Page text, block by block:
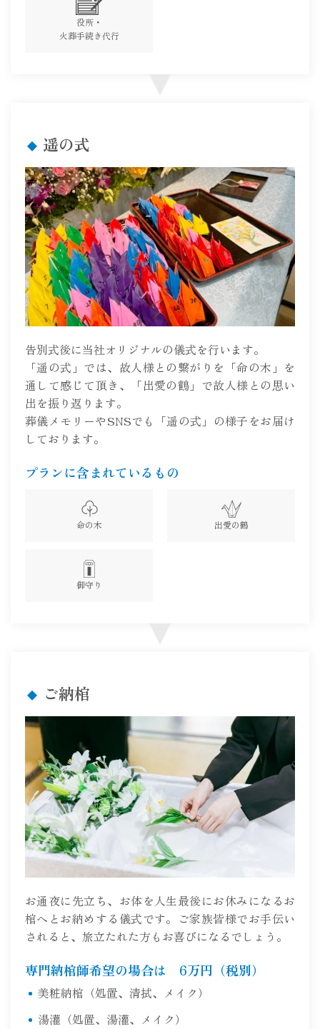
役所・
火葬手続き代行
告別式後に当社オリジナルの儀式を行います。
「遥の式」では、故人様との繋がりを「命の木」を
通して感じて頂き、「出愛の鶴」で故人様との思い
出を振り返ります。
葬儀メモリーやSNSでも「遥の式」の様子をお届け
しております。
プランに含まれているもの
命の木 出愛の鶴
御守り
遥の式
お通夜に先立ち、お体を人生最後にお休みになるお
棺へとお納めする儀式です。ご家族皆様でお手伝い
されると、旅立たれた方もお喜びになるでしょう。
専門納棺師希望の場合は 6万円（税別）
美粧納棺（処置、清拭、メイク）
湯灌（処置、湯灌、メイク）
ご納棺